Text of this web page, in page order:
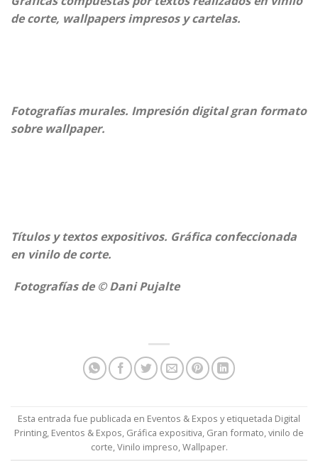
de corte, wallpapers impresos y cartelas.
Fotografías murales. Impresión digital gran formato
sobre wallpaper.
Títulos y textos expositivos. Gráfica confeccionada
en vinilo de corte.
Fotografías de © Dani Pujalte
Esta entrada fue publicada en Eventos & Expos y etiquetada Digital
Printing, Eventos & Expos, Gráfica expositiva, Gran formato,vinilo de
corte,Vinilo impreso,Wallpaper.